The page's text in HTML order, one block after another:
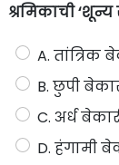
श्रमिकाची
A. तांत्रिक
B. छुपी
C. अर्ध
D. हंगामी